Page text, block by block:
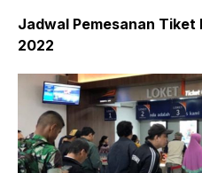
Jadwal Pemesanan
2022